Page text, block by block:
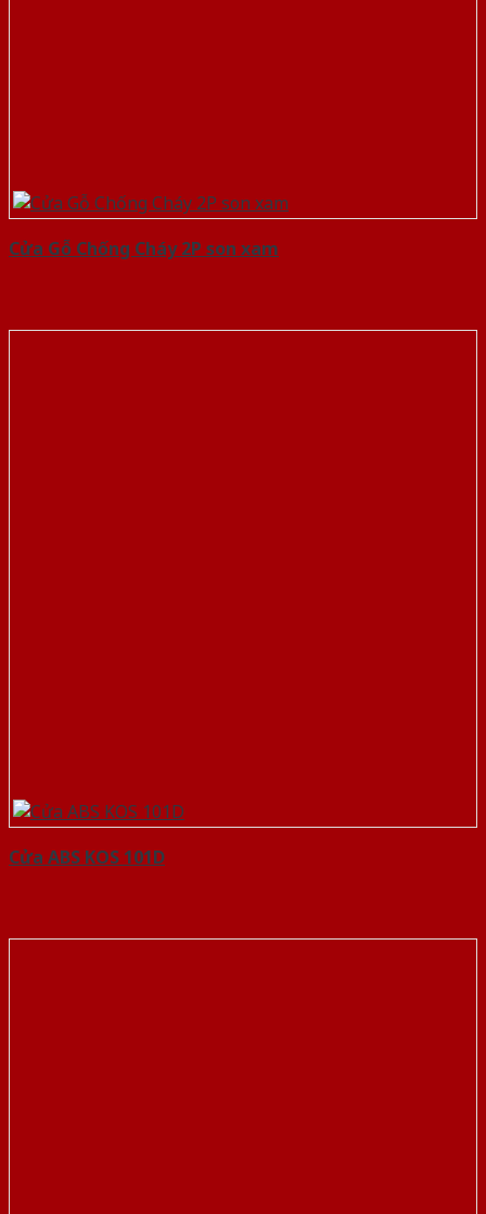
Cửa Gỗ Chống Cháy 2P son xam
Cửa ABS KOS 101D